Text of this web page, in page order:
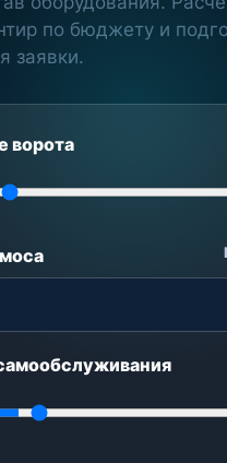
по бюджету и
заявки.
ворота